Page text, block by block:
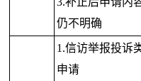
仍不明确
1.信访举报投诉
申请